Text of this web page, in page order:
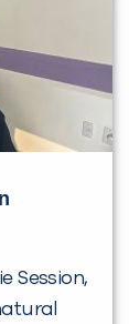
Session,